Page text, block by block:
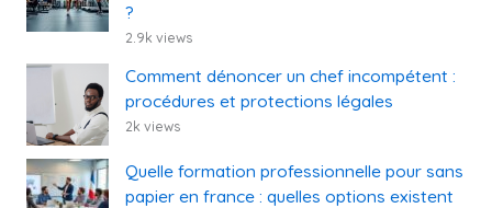
?
2.9k views
Comment dénoncer un chef incompétent :
procédures et protections légales
2k views
Quelle formation professionnelle pour sans
papier en france : quelles options existent